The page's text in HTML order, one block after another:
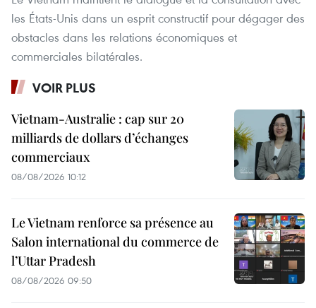
les États-Unis dans un esprit constructif pour dégager des
obstacles dans les relations économiques et
commerciales bilatérales.
VOIR PLUS
Vietnam-Australie : cap sur 20
milliards de dollars d’échanges
commerciaux
08/08/2026 10:12
Le Vietnam renforce sa présence au
Salon international du commerce de
l’Uttar Pradesh
08/08/2026 09:50